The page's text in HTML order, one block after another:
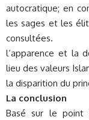
autocratique; en
les sages et les
consultées.
l’apparence et la
lieu des valeurs
la disparition du
La conclusion
Basé sur le point